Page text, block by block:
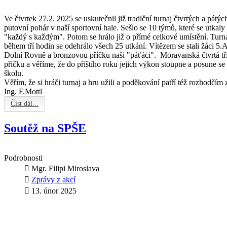
Ve čtvrtek 27.2. 2025 se uskutečnil již tradiční turnaj čtvrtých a
putovní pohár v naší sportovní hale. Sešlo se 10 týmů, které se
"každý s každým". Potom se hrálo již o přímé celkové umístění.
během tří hodin se odehrálo všech 25 utkání. Vítězem se stali žáci
Dolní Rovně a bronzovou příčku naši "páťáci". Moravanská čtvrtá
příčku a věříme, že do příštího roku jejich výkon stoupne a posune
školu.
Věřím, že si hráči turnaj a hru užili a poděkování patří též
Ing. F.Mottl
Číst dál...
Soutěž na SPŠE
Podrobnosti
Mgr. Filipi Miroslava
Zprávy z akcí
13. únor 2025